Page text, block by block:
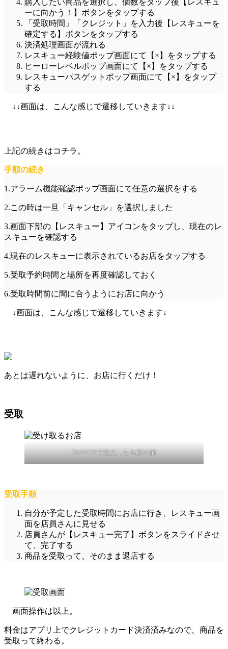
ーに向かう！】ボタンをタップする
「受取時間」「クレジット」を入力後【レスキューを
確定する】ボタンをタップする
決済処理画面が流れる
レスキュー経験値ポップ画面にて【×】をタップする
ヒーローレベルポップ画面にて【×】をタップする
レスキューパスゲットポップ画面にて【×】をタップ
する
↓↓画面は、こんな感じで遷移していきます↓↓
上記の続きはコチラ。
手順の続き
1.アラーム機能確認ポップ画面にて任意の選択をする
2.この時は一旦「キャンセル」を選択しました
3.画面下部の【レスキュー】アイコンをタップし、現在のレ
スキューを確認する
4.現在のレスキューに表示されているお店をタップする
5.受取予約時間と場所を再度確認しておく
6.受取時間前に間に合うようにお店に向かう
↓画面は、こんな感じで遷移していきます↓
あとは遅れないように、お店に行くだけ！
受取
TABETEで注文したお店の前
受取手順
自分が予定した受取時間にお店に行き、レスキュー画
面を店員さんに見せる
店員さんが【レスキュー完了】ボタンをスライドさせ
て、完了する
商品を受取って、そのまま退店する
画面操作は以上。
料金はアプリ上でクレジットカード決済済みなので、商品を
受取って終わる。